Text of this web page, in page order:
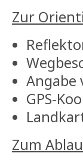
Zur
GPS-
Zum